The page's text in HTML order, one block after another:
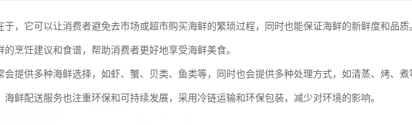
于，它可以让消费者避免去市场或超市购买海鲜的繁琐过程，同时也能保证海鲜的新鲜度和品
的烹饪建议和食谱，帮助消费者更好地享受海鲜美食。
会提供多种海鲜选择，如虾、蟹、贝类、鱼类等，同时也会提供多种处理方式，如清蒸、烤、
海鲜配送服务也注重环保和可持续发展，采用冷链运输和环保包装，减少对环境的影响。